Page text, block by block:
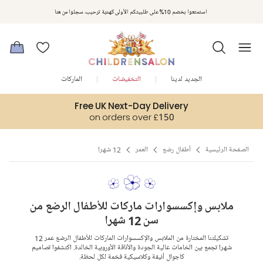
استمتعوا بخصم 10% على طلبيتكم الأولى كهدية ترحيب. سجلوا من هنا
مكافآت تشلدرن صالون | اجمعوا النقاط مع كل عملية شراء لتحصلوا على هدايا حصرية وعروض مصممة خصيصا لتلبي
متطلباتكم
Free UK Next-Day Delivery
on orders over £150
الجديد لدينا التخفيضات الماركات
الصفحة الرئيسية أطفال رضع العمر 12 شهرا
ملابس وإكسسوارات ماركات للأطفال الرضع من
سن 12 شهرا
تشكيلتنا المختارة من الملابس والإكسسوارات الماركات للأطفال الرضع عمر 12
شهرا تجمع بين الخامات عالية الجودة والأناقة الأوروبية الخالدة. اكتشفوا تصاميم
كاجوال أنيقة وكلاسيكية فخمة لكل لحظة.